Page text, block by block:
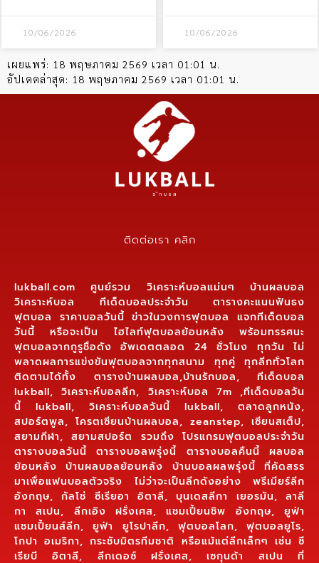
10/06/2026 10/06/2026
เผยแพร่: 18 พฤษภาคม 2569 เวลา 01:01 น.
อัปเดตล่าสุด: 18 พฤษภาคม 2569 เวลา 01:01 น.
ติดต่อเรา คลิก
lukball.com ศูนย์รวม วิเคราะห์บอลแม่นๆ บ้านผลบอล
วิเคราะห์บอล ทีเด็ดบอลประจำวัน ตารางคะแนนฟันธง
ฟุตบอล ราคาบอลวันนี้ ข่าวในวงการฟุตบอล แจกทีเด็ดบอล
วันนี้ หรือจะเป็น ไฮไลท์ฟุตบอลย้อนหลัง พร้อมทรรศนะ
ฟุตบอลจากกูรูชื่อดัง อัพเดตตลอด 24 ชั่วโมง ทุกวัน ไม่
พลาดผลการแข่งขันฟุตบอลจากทุกสนาม ทุกคู่ ทุกลีกทั่วโลก
ติดตามได้ทั้ง ตารางบ้านผลบอล,บ้านรักบอล, ทีเด็ดบอล
lukball, วิเคราะห์บอลลีก, วิเคราะห์บอล 7m ,ทีเด็ดบอลวัน
นี้ lukball, วิเคราะห์บอลวันนี้ lukball, ตลาดลูกหนัง,
สปอร์ตพูล, โครตเซียนบ้านผลบอล, zeanstep, เซียนสเต็ป,
สยามกีฬา, สยามสปอร์ต รวมถึง โปรแกรมฟุตบอลประจำวัน
ตารางบอลวันนี้ ตารางบอลพรุ่งนี้ ตารางบอลคืนนี้ ผลบอล
ย้อนหลัง บ้านผลบอลย้อนหลัง บ้านบอลผลพรุ่งนี้ ที่คัดสรร
มาเพื่อแฟนบอลตัวจริง ไม่ว่าจะเป็นลีกดังอย่าง พรีเมียร์ลีก
อังกฤษ, กัลโช่ ซีเรียอา อิตาลี, บุนเดสลีกา เยอรมัน, ลาลี
กา สเปน, ลีกเอิง ฝรั่งเศส, แชมเปี้ยนชิพ อังกฤษ, ยูฟ่า
แชมเปี้ยนส์ลีก, ยูฟ่า ยูโรปาลีก, ฟุตบอลโลก, ฟุตบอลยูโร,
โกปา อเมริกา, กระชับมิตรทีมชาติ หรือแม้แต่ลีกเล็กๆ เช่น ซี
เรียบี อิตาลี, ลีกเดอซ์ ฝรั่งเศส, เซกุนด้า สเปน ที่